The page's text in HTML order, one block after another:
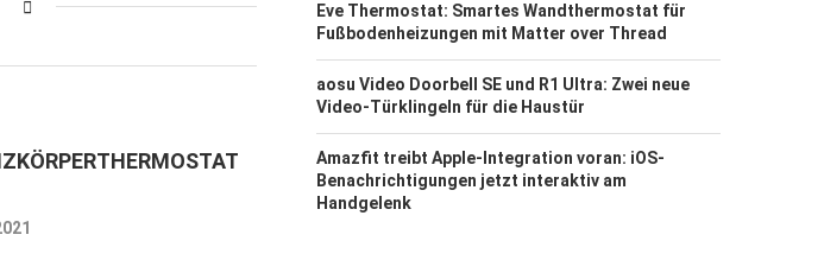
Eve Thermostat: Smartes Wandthermostat für
Fußbodenheizungen mit Matter over Thread
aosu Video Doorbell SE und R1 Ultra: Zwei neue
Video-Türklingeln für die Haustür
Amazfit treibt Apple-Integration voran: iOS-
Benachrichtigungen jetzt interaktiv am
Handgelenk